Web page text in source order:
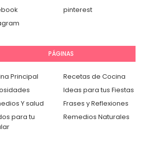
pinterest
PÁGINAS
Principal
Recetas de Cocina
Ideas para tus Fiestas
Y salud
Frases y Reflexiones
para tu
Remedios Naturales